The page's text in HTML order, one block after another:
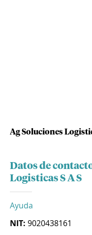
Ag Soluciones
Datos de
Logisticas S A S
Ayuda
NIT: 9020438161